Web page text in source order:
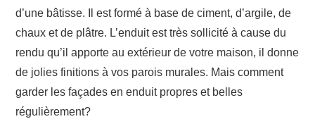
d’une bâtisse. Il est formé à base de ciment, d’argile, de
chaux et de plâtre. L’enduit est très sollicité à cause du
rendu qu’il apporte au extérieur de votre maison, il donne
de jolies finitions à vos parois murales. Mais comment
garder les façades en enduit propres et belles
régulièrement?